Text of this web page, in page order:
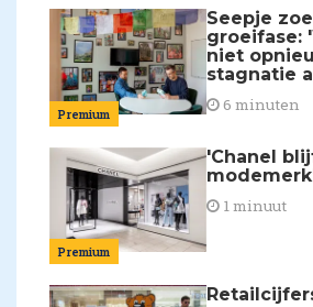
Premium
Seepje
groeifase:
niet
stagnatie
6 minuten
Premium
'Chanel
1 minuut